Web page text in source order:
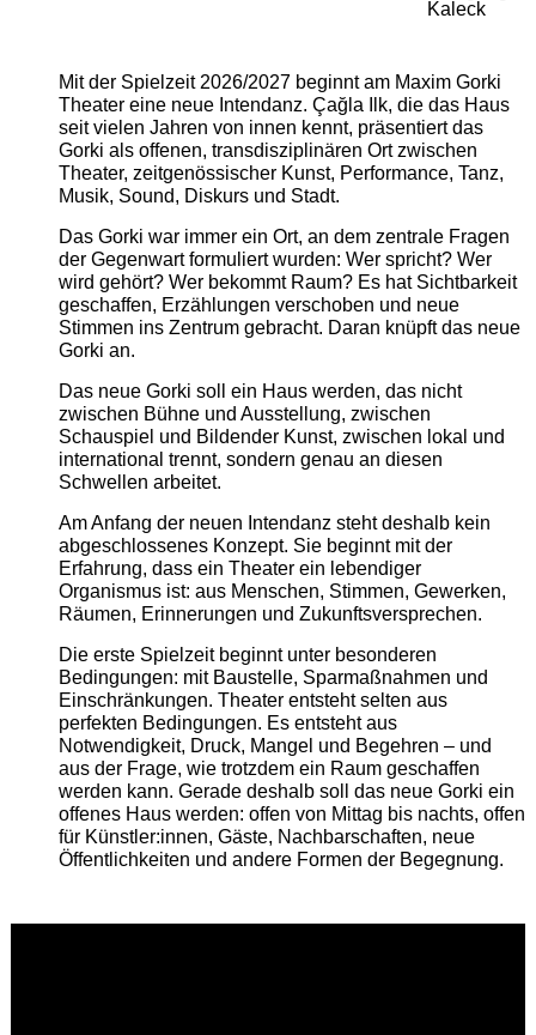
Kaleck
Mit der Spielzeit 2026/2027 beginnt am Maxim Gorki
Theater eine neue Intendanz. Çağla Ilk, die das Haus
seit vielen Jahren von innen kennt, präsentiert das
Gorki als offenen, transdisziplinären Ort zwischen
Theater, zeitgenössischer Kunst, Performance, Tanz,
Musik, Sound, Diskurs und Stadt.
Das Gorki war immer ein Ort, an dem zentrale Fragen
der Gegenwart formuliert wurden: Wer spricht? Wer
wird gehört? Wer bekommt Raum? Es hat Sichtbarkeit
geschaffen, Erzählungen verschoben und neue
Stimmen ins Zentrum gebracht. Daran knüpft das neue
Gorki an.
Das neue Gorki soll ein Haus werden, das nicht
zwischen Bühne und Ausstellung, zwischen
Schauspiel und Bildender Kunst, zwischen lokal und
international trennt, sondern genau an diesen
Schwellen arbeitet.
Am Anfang der neuen Intendanz steht deshalb kein
abgeschlossenes Konzept. Sie beginnt mit der
Erfahrung, dass ein Theater ein lebendiger
Organismus ist: aus Menschen, Stimmen, Gewerken,
Räumen, Erinnerungen und Zukunftsversprechen.
Die erste Spielzeit beginnt unter besonderen
Bedingungen: mit Baustelle, Sparmaßnahmen und
Einschränkungen. Theater entsteht selten aus
perfekten Bedingungen. Es entsteht aus
Notwendigkeit, Druck, Mangel und Begehren – und
aus der Frage, wie trotzdem ein Raum geschaffen
werden kann. Gerade deshalb soll das neue Gorki ein
offenes Haus werden: offen von Mittag bis nachts, offen
für Künstler:innen, Gäste, Nachbarschaften, neue
Öffentlichkeiten und andere Formen der Begegnung.